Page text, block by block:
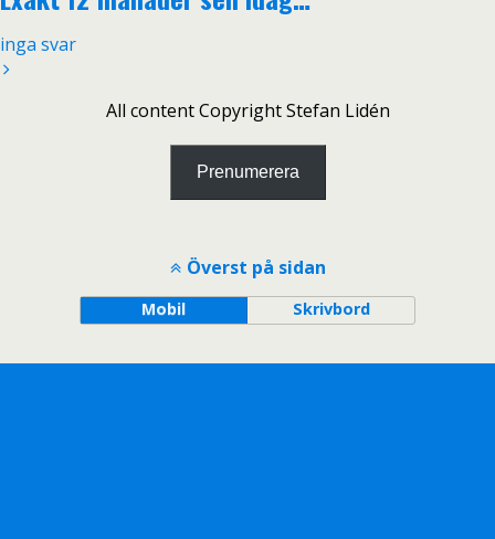
inga svar
All content Copyright Stefan Lidén
Prenumerera
Överst på sidan
Mobil Skrivbord